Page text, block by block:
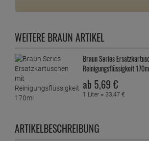
WEITERE BRAUN ARTIKEL
Braun Series
Reinigungsflüssigkeit
ab 5,69 €
1 Liter = 33,47 €
ARTIKELBESCHREIBUNG